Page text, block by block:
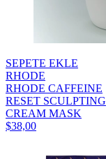
SEPETE EKLE
RHODE
RHODE CAFFEINE
RESET SCULPTING
CREAM MASK
$38,00